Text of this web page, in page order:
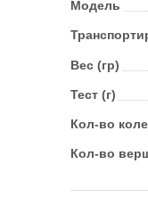
Модель
Вес (гр)
Тест (г)
Кол-во
Кол-во